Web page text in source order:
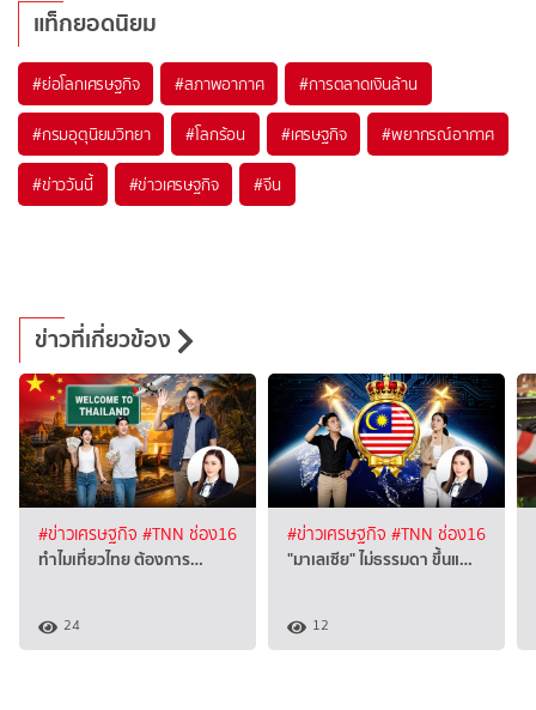
แท็กยอดนิยม
#ย่อโลกเศรษฐกิจ #สภาพอากาศ #การตลาดเงินล้าน
#กรมอุตุนิยมวิทยา #โลกร้อน #เศรษฐกิจ #พยากรณ์อากาศ
#ข่าววันนี้ #ข่าวเศรษฐกิจ #จีน
ข่าวที่เกี่ยวข้อง
#ข่าวเศรษฐกิจ #TNN ช่อง16
ทำไมเที่ยวไทย ต้องการ…
24
#ข่าวเศรษฐกิจ #TNN ช่อง16
"มาเลเซีย" ไม่ธรรมดา ขึ้นแ…
12